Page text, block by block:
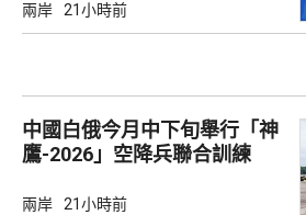
兩岸 21小時前
中國白俄今月中下旬舉行「神
鷹-2026」空降兵聯合訓練
兩岸 21小時前